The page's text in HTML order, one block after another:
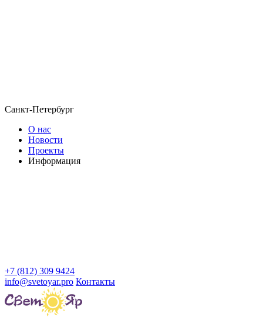
Санкт-Петербург
О нас
Новости
Проекты
Информация
+7 (812) 309 9424
info@svetoyar.pro Контакты